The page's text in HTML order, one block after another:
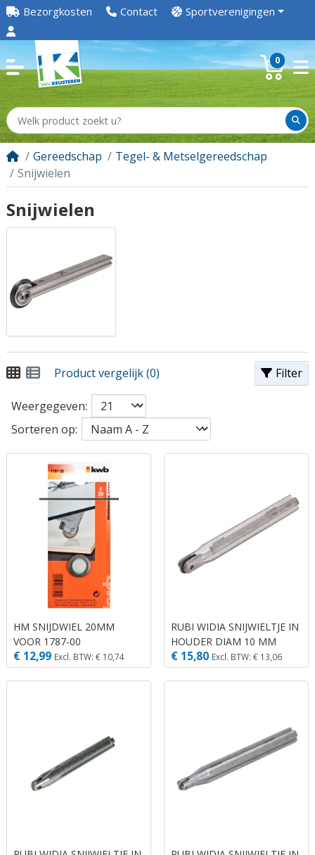
Bezorgkosten Contact Sportverenigingen
0
Gereedschap
Tegel- & Metselgereedschap
Snijwielen
Snijwielen
Filter
Product vergelijk (0)
Weergegeven:
Sorteren op:
HM SNIJDWIEL 20MM
VOOR 1787-00
€ 12,99 Excl. BTW: € 10,74
RUBI WIDIA SNIJWIELTJE IN
HOUDER DIAM 10 MM
€ 15,80 Excl. BTW: € 13,06